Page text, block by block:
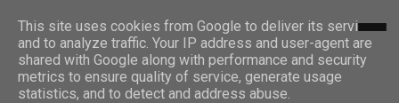
styranews.gr
Ειδήσεις-Γεγονότα-Επικαιρότητα
This site uses cookies from Google to deliver its services
and to analyze traffic. Your IP address and user-agent are
shared with Google along with performance and security
metrics to ensure quality of service, generate usage
statistics, and to detect and address abuse.